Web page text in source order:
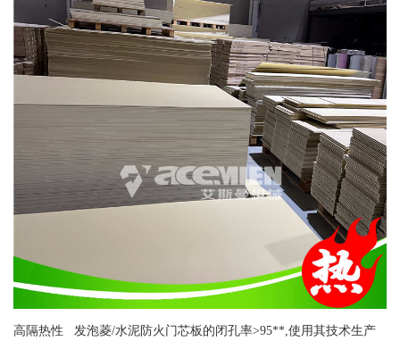
高隔热性 发泡菱/水泥防火门芯板的闭孔率>95**,使用其技术生产